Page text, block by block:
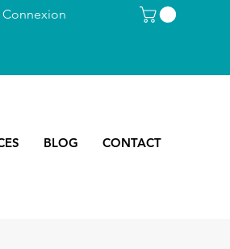
Connexion
CONTACT
BLOG